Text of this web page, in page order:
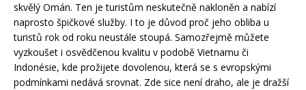
skvělý Omán. Ten je turistům neskutečně nakloněn a nabízí
naprosto špičkové služby. I to je důvod proč jeho obliba u
turistů rok od roku neustále stoupá. Samozřejmě můžete
vyzkoušet i osvědčenou kvalitu v podobě Vietnamu či
Indonésie, kde prožijete dovolenou, která se s evropskými
podmínkami nedává srovnat. Zde sice není draho, ale je dražší